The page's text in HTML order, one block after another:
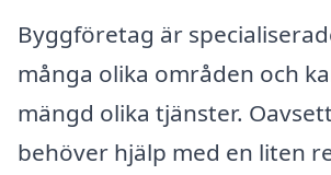
Byggföretag är
många olika områden och
mängd olika tjänster.
behöver hjälp med en liten